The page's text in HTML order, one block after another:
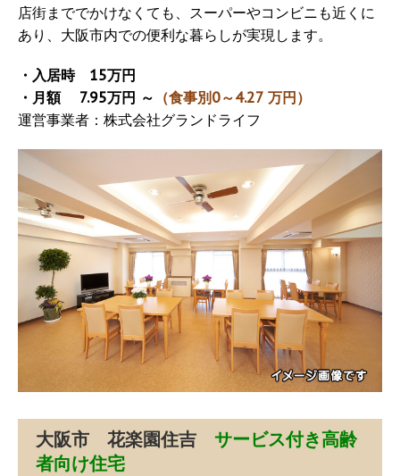
店街まででかけなくても、スーパーやコンビニも近くに
あり、大阪市内での便利な暮らしが実現します。
・入居時 15万円
・月額 7.95万円 ～ （食事別0～4.27 万円）
運営事業者：株式会社グランドライフ
大阪市 花楽園住吉 サービス付き高齢
者向け住宅